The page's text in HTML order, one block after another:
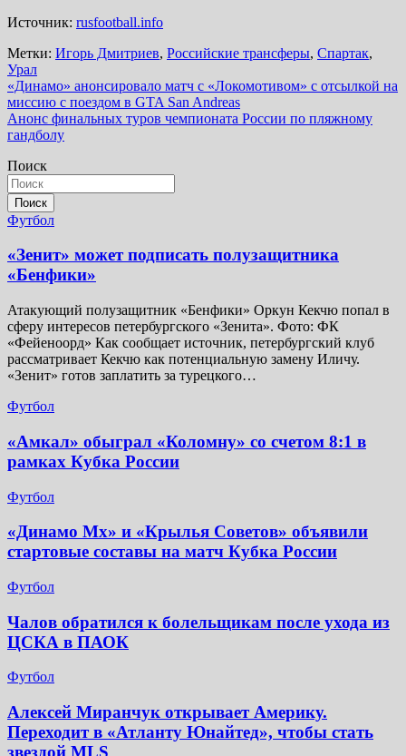
Источник: rusfootball.info
Метки: Игорь Дмитриев, Российские трансферы, Спартак,
Урал
Навигация
по
записям
«Динамо» анонсировало матч с «Локомотивом» с отсылкой на
миссию с поездом в GTA San Andreas
Анонс финальных туров чемпионата России по пляжному
гандболу
Поиск
Поиск
Футбол
«Зенит» может подписать полузащитника
«Бенфики»
Атакующий полузащитник «Бенфики» Оркун Кекчю попал в
сферу интересов петербургского «Зенита». Фото: ФК
«Фейеноорд» Как сообщает источник, петербургский клуб
рассматривает Кекчю как потенциальную замену Иличу.
«Зенит» готов заплатить за турецкого…
Футбол
«Амкал» обыграл «Коломну» со счетом 8:1 в
рамках Кубка России
Футбол
«Динамо Мх» и «Крылья Советов» объявили
стартовые составы на матч Кубка России
Футбол
Чалов обратился к болельщикам после ухода из
ЦСКА в ПАОК
Футбол
Алексей Миранчук открывает Америку.
Переходит в «Атланту Юнайтед», чтобы стать
звездой MLS